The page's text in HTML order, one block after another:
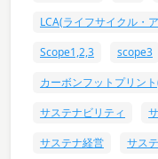
LCA(ライフサイクル・
Scope1,2,3
scope3
カーボンフットプリント
サステナビリティ
サステナ経営
サス